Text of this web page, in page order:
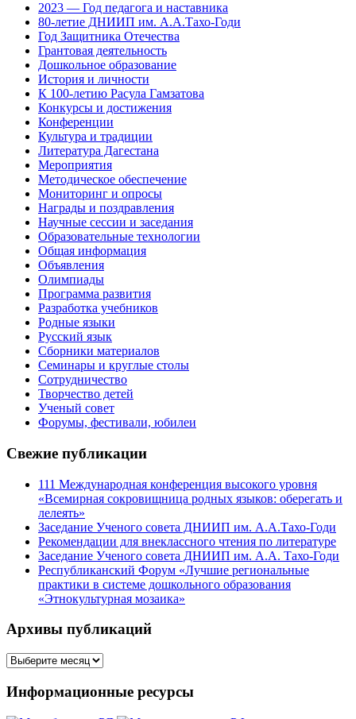
2023 — Год педагога и наставника
80-летие ДНИИП им. А.А.Тахо-Годи
Год Защитника Отечества
Грантовая деятельность
Дошкольное образование
История и личности
К 100-летию Расула Гамзатова
Конкурсы и достижения
Конференции
Культура и традиции
Литература Дагестана
Мероприятия
Методическое обеспечение
Мониторинг и опросы
Награды и поздравления
Научные сессии и заседания
Образовательные технологии
Общая информация
Объявления
Олимпиады
Программа развития
Разработка учебников
Родные языки
Русский язык
Сборники материалов
Семинары и круглые столы
Сотрудничество
Творчество детей
Ученый совет
Форумы, фестивали, юбилеи
Свежие публикации
111 Международная конференция высокого уровня
«Всемирная сокровищница родных языков: оберегать и
лелеять»
Заседание Ученого совета ДНИИП им. А.А.Тахо-Годи
Рекомендации для внеклассного чтения по литературе
Заседание Ученого совета ДНИИП им. А.А. Тахо-Годи
Республиканский Форум «Лучшие региональные
практики в системе дошкольного образования
«Этнокультурная мозаика»
Архивы публикаций
Архивы
Информационные ресурсы